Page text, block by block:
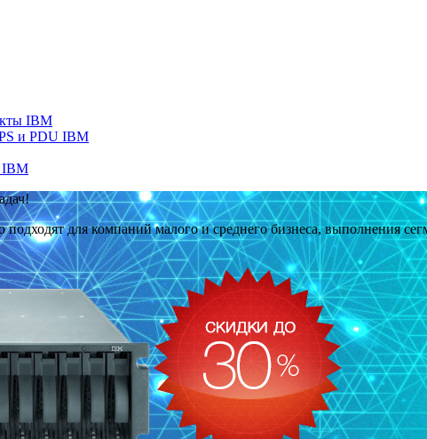
IBM
и PDU IBM
IBM
для компаний малого и среднего бизнеса, выполнения